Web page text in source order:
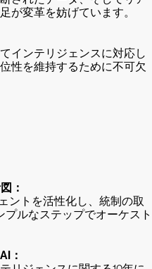
が変革を妨げています。
インテリジェンスに対応し
性を維持するために不可欠
：
ントを活性化し、統制の取
ルなステップでオーケスト
：